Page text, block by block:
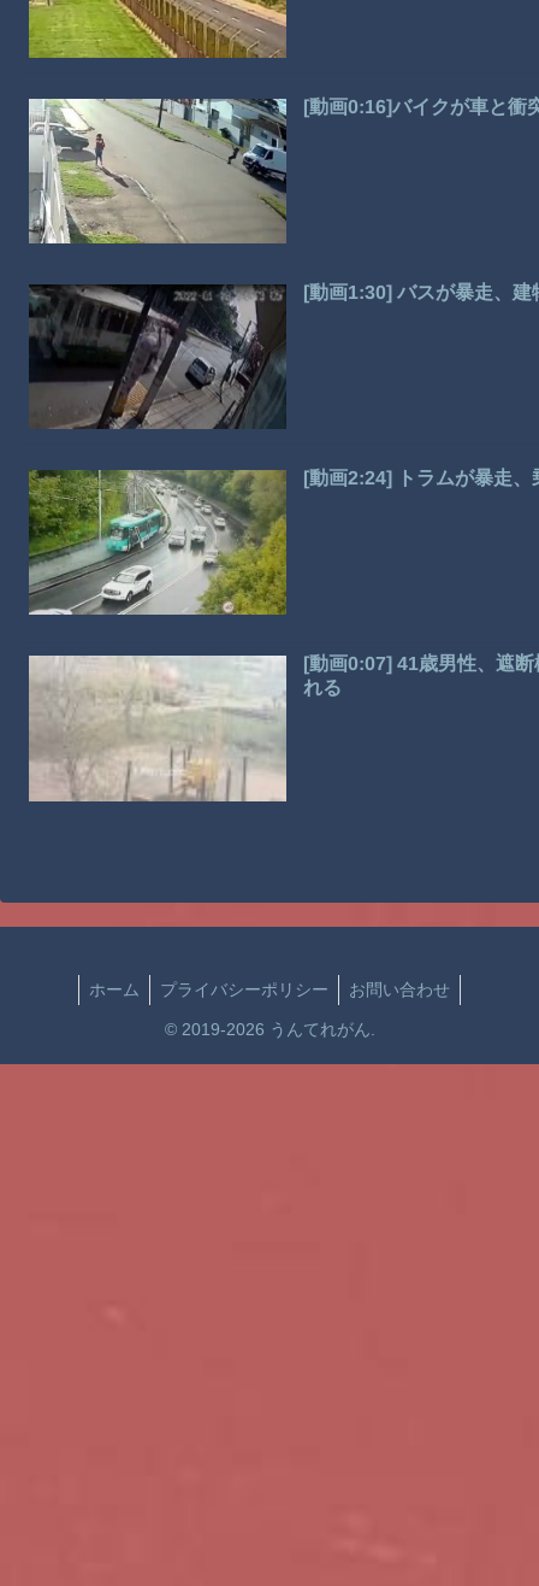
[動画0:16]バイクが車と衝
[動画1:30] バスが暴走、建
[動画2:24] トラムが暴走
[動画0:07] 41歳男性、遮
れる
ホーム プライバシーポリシー お問い合わせ
© 2019-2026 うんてれがん.